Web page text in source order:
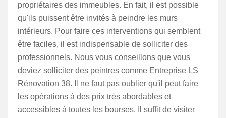
propriétaires des immeubles. En fait, il est possible
qu'ils puissent être invités à peindre les murs
intérieurs. Pour faire ces interventions qui semblent
être faciles, il est indispensable de solliciter des
professionnels. Nous vous conseillons que vous
deviez solliciter des peintres comme Entreprise LS
Rénovation 38. Il ne faut pas oublier qu'il peut faire
les opérations à des prix très abordables et
accessibles à toutes les bourses. Il suffit de visiter